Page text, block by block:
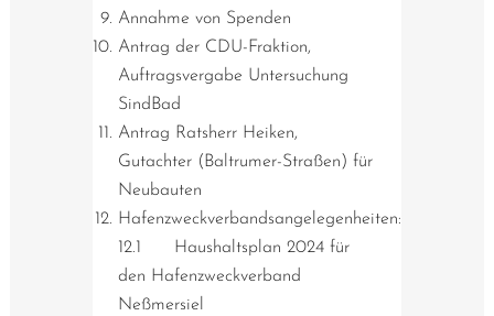
Annahme von Spenden
Antrag der CDU-Fraktion,
Auftragsvergabe Untersuchung
SindBad
Antrag Ratsherr Heiken,
Gutachter (Baltrumer-Straßen) für
Neubauten
Hafenzweckverbandsangelegenheiten:
12.1 Haushaltsplan 2024 für
den Hafenzweckverband
Neßmersiel